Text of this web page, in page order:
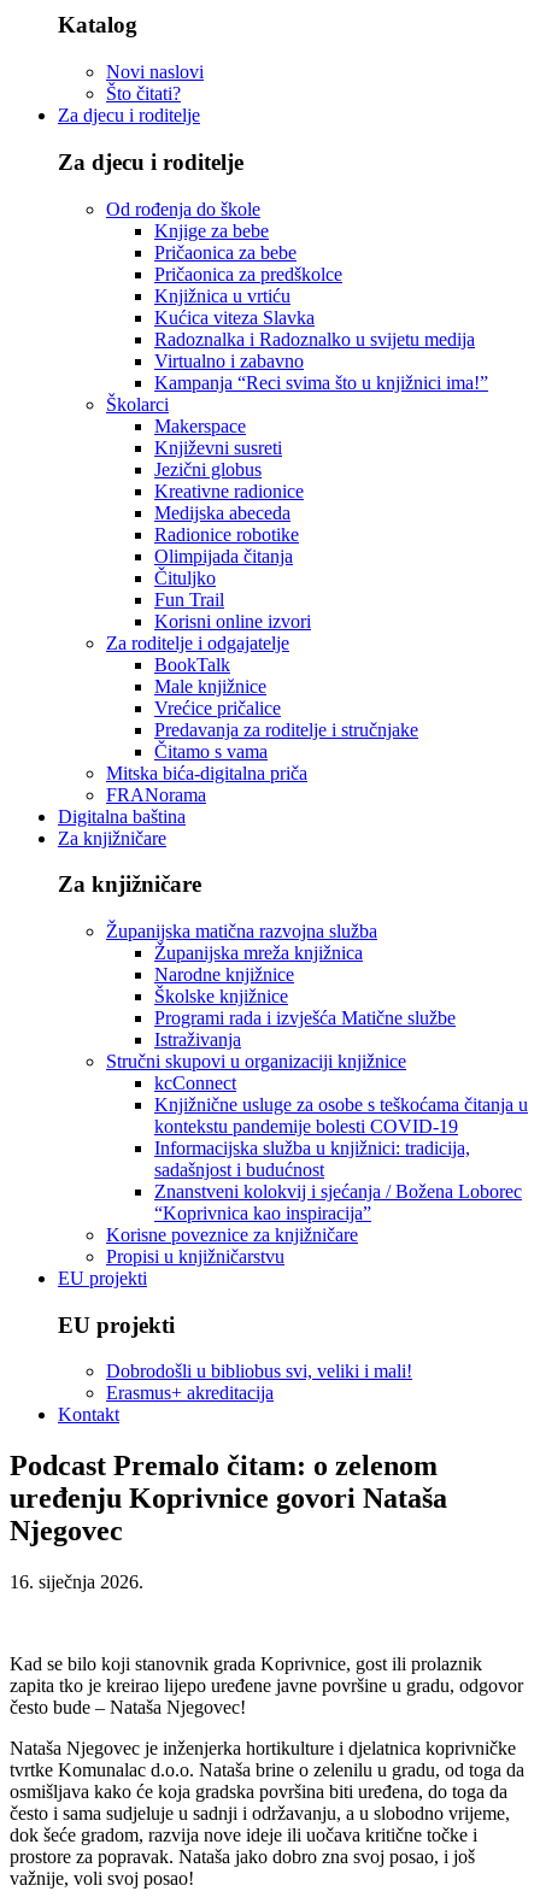
Katalog
Novi naslovi
Što čitati?
Za djecu i roditelje
Za djecu i roditelje
Od rođenja do škole
Knjige za bebe
Pričaonica za bebe
Pričaonica za predškolce
Knjižnica u vrtiću
Kućica viteza Slavka
Radoznalka i Radoznalko u svijetu medija
Virtualno i zabavno
Kampanja “Reci svima što u knjižnici ima!”
Školarci
Makerspace
Književni susreti
Jezični globus
Kreativne radionice
Medijska abeceda
Radionice robotike
Olimpijada čitanja
Čituljko
Fun Trail
Korisni online izvori
Za roditelje i odgajatelje
BookTalk
Male knjižnice
Vrećice pričalice
Predavanja za roditelje i stručnjake
Čitamo s vama
Mitska bića-digitalna priča
FRANorama
Digitalna baština
Za knjižničare
Za knjižničare
Županijska matična razvojna služba
Županijska mreža knjižnica
Narodne knjižnice
Školske knjižnice
Programi rada i izvješća Matične službe
Istraživanja
Stručni skupovi u organizaciji knjižnice
kcConnect
Knjižnične usluge za osobe s teškoćama čitanja u
kontekstu pandemije bolesti COVID-19
Informacijska služba u knjižnici: tradicija,
sadašnjost i budućnost
Znanstveni kolokvij i sjećanja / Božena Loborec
“Koprivnica kao inspiracija”
Korisne poveznice za knjižničare
Propisi u knjižničarstvu
EU projekti
EU projekti
Dobrodošli u bibliobus svi, veliki i mali!
Erasmus+ akreditacija
Kontakt
Podcast Premalo čitam: o zelenom
uređenju Koprivnice govori Nataša
Njegovec
16. siječnja 2026.
Kad se bilo koji stanovnik grada Koprivnice, gost ili prolaznik
zapita tko je kreirao lijepo uređene javne površine u gradu, odgovor
često bude – Nataša Njegovec!
Nataša Njegovec je inženjerka hortikulture i djelatnica koprivničke
tvrtke Komunalac d.o.o. Nataša brine o zelenilu u gradu, od toga da
osmišljava kako će koja gradska površina biti uređena, do toga da
često i sama sudjeluje u sadnji i održavanju, a u slobodno vrijeme,
dok šeće gradom, razvija nove ideje ili uočava kritične točke i
prostore za popravak. Nataša jako dobro zna svoj posao, i još
važnije, voli svoj posao!